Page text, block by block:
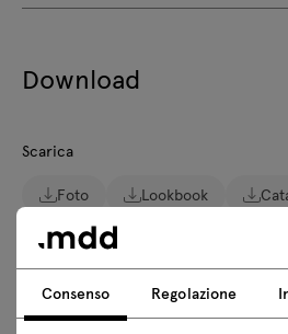
Download
Scarica
Foto Lookbook
Regole di sicurezza
Scarica i modelli 3D di tutti i simboli
Consenso Regolazione